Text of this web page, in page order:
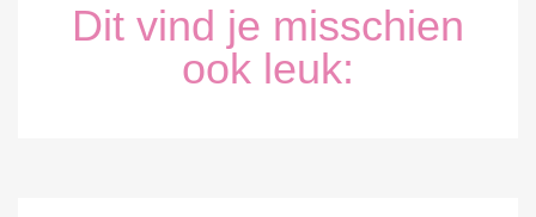
Dit vind je misschien
ook leuk: